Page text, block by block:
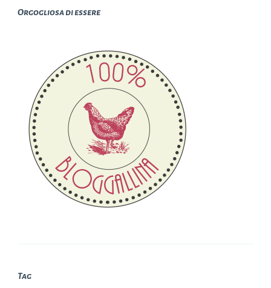
Orgogliosa di essere
Tag